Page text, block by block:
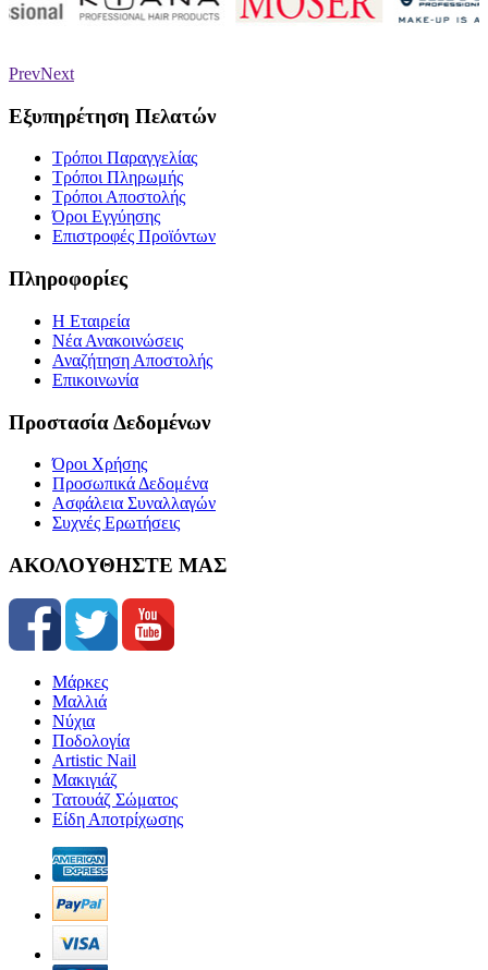
PrevNext
Εξυπηρέτηση Πελατών
Τρόποι Παραγγελίας
Τρόποι Πληρωμής
Τρόποι Αποστολής
Όροι Εγγύησης
Επιστροφές Προϊόντων
Πληροφορίες
Η Εταιρεία
Νέα Ανακοινώσεις
Αναζήτηση Αποστολής
Επικοινωνία
Προστασία Δεδομένων
Όροι Χρήσης
Προσωπικά Δεδομένα
Ασφάλεια Συναλλαγών
Συχνές Ερωτήσεις
ΑΚΟΛΟΥΘΗΣΤΕ ΜΑΣ
Μάρκες
Μαλλιά
Νύχια
Ποδολογία
Artistic Nail
Μακιγιάζ
Τατουάζ Σώματος
Είδη Αποτρίχωσης